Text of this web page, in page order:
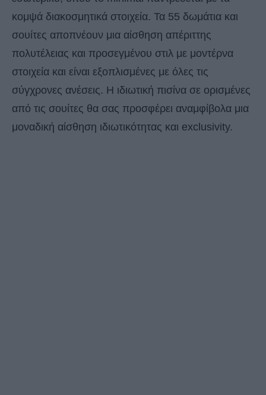
κομψά διακοσμητικά στοιχεία. Τα 55 δωμάτια και
σουίτες αποπνέουν μια αίσθηση απέριττης
πολυτέλειας και προσεγμένου στιλ με μοντέρνα
στοιχεία και είναι εξοπλισμένες με όλες τις
σύγχρονες ανέσεις. Η ιδιωτική πισίνα σε ορισμένες
από τις σουίτες θα σας προσφέρει αναμφίβολα μια
μοναδική αίσθηση ιδιωτικότητας και exclusivity.